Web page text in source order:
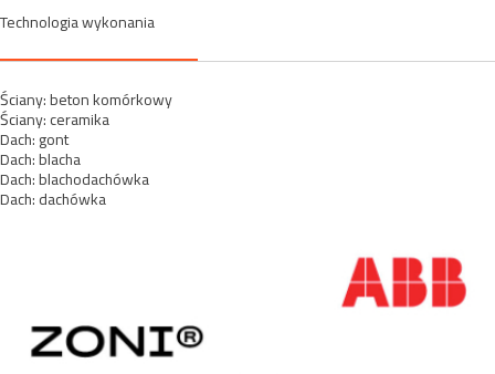
Technologia wykonania
Ściany: beton komórkowy
Ściany: ceramika
Dach: gont
Dach: blacha
Dach: blachodachówka
Dach: dachówka